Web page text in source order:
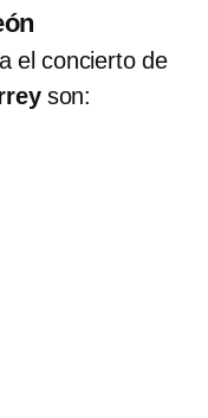
el concierto de
son: